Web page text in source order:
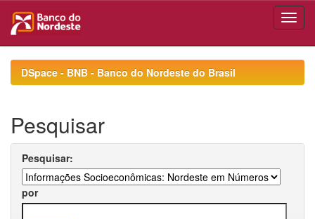
navigationDSpace - BNB - Banco do Nordeste do Brasil
Pesquisar
Pesquisar:
por